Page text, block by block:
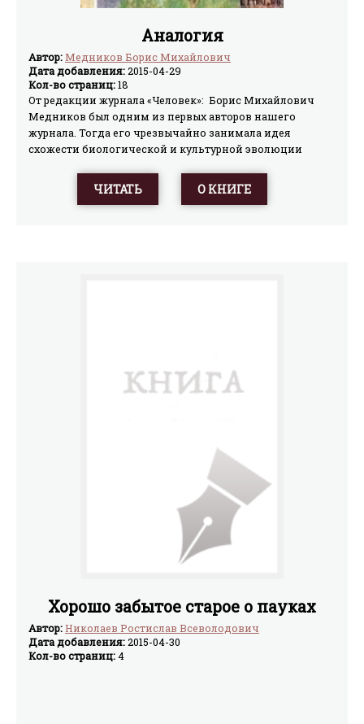
Аналогия
Автор:Медников Борис Михайлович
Дата добавления:2015-04-29
Кол-во страниц:18
От редакции журнала «Человек»: Борис Михайлович
Медников был одним из первых авторов нашего
журнала. Тогда его чрезвычайно занимала идея
схожести биологической и культурной эволюции
эту тему «Гены и мемы — субъекты эволюции» (№4,1990),
которая до сих помнится многим читателям. Потом он
ЧИТАТЬ О КНИГЕ
Хорошо забытое старое о пауках
Автор:Николаев Ростислав Всеволодович
Дата добавления:2015-04-30
Кол-во страниц:4